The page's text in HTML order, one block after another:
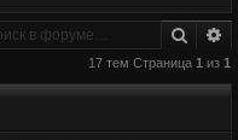
Поиск
17 тем Страница 1 из 1